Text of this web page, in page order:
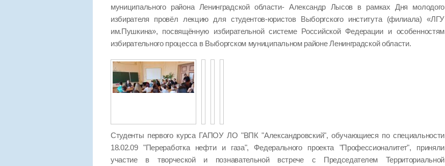
муниципального района Ленинградской области- Александр Лысов в рамках Дня молодого
избирателя провёл лекцию для студентов-юристов Выборгского института (филиала) «ЛГУ
им.Пушкина», посвящённую избирательной системе Российской Федерации и особенностям
избирательного процесса в Выборгском муниципальном районе Ленинградской области.
Студенты первого курса ГАПОУ ЛО "ВПК "Александровский", обучающиеся по специальности
18.02.09 "Переработка нефти и газа", Федерального проекта "Профессионалитет", приняли
участие в творческой и познавательной встрече с Председателем Территориальной